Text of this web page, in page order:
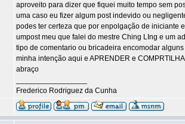
aproveito para dizer que fiquei muito tempo sem
uma caso eu fizer algum post indevido ou
podes ter certeza que por enpolgação de iniciante
umpost meu que falei do mestre Ching LIng e um
tipo de comentario ou bricadeira encomodar
minha intenção aqui e APRENDER e
abraço
Frederico Rodriguez da Cunha